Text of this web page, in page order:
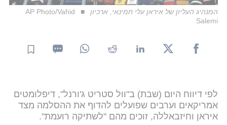
המנהיג העליון של איראן עלי חמינאי, ארכיון
AP Photo/Vahid
Salemi
לפי דיווח היום (שבת) ב"וול סטריט ג'ורנל", דיפלומטים
אמריקאים וערבים שפועלים להדוף את ההסלמה מצד
איראן וחיזבאללה, זוכים מהם "לשתיקה רועמת".